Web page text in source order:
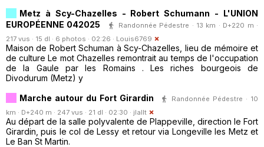
Metz à Scy-Chazelles - Robert Schumann - L'UNION
EUROPÉENNE 042025
Randonnée Pédestre · 13 km · D+220 m ·
217 vus · 15 dl · 6 photos · 02:26 · Louis6769
Maison de Robert Schuman à Scy-Chazelles, lieu de mémoire et
de culture Le mot Chazelles remontrait au temps de l'occupation
de la Gaule par les Romains . Les riches bourgeois de
Divodurum (Metz) y
Marche autour du Fort Girardin
Randonnée Pédestre · 10
km · D+240 m · 247 vus · 21 dl · 02:30 · jlallt
Au départ de la salle polyvalente de Plappeville, direction le Fort
Girardin, puis le col de Lessy et retour via Longeville les Metz et
Le Ban St Martin.